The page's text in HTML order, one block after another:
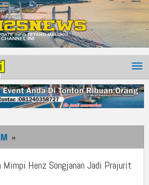
»
Wujudkan
Mimpi
Henz
Mimpi Henz Songjanan Jadi Prajurit